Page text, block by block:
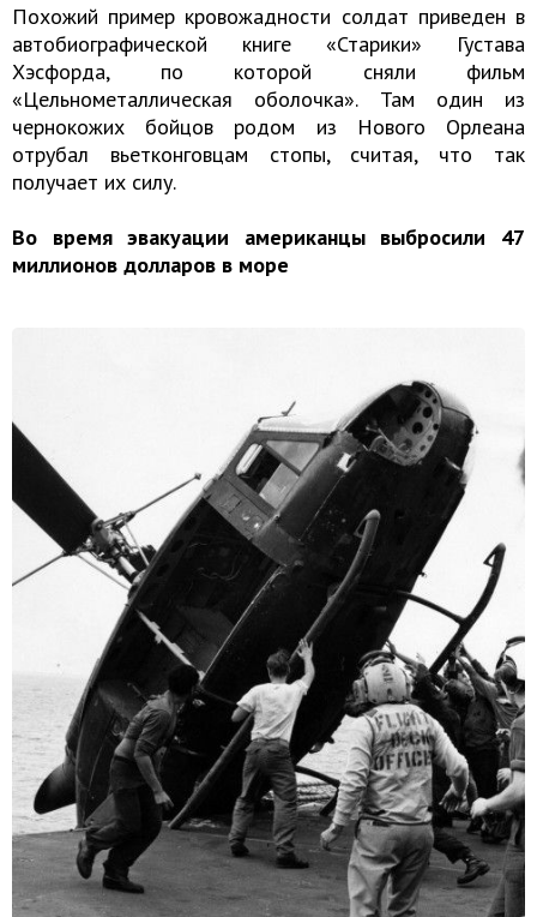
Похожий пример кровожадности солдат приведен в
автобиографической книге «Старики» Густава
Хэсфорда, по которой сняли фильм
«Цельнометаллическая оболочка». Там один из
чернокожих бойцов родом из Нового Орлеана
отрубал вьетконговцам стопы, считая, что так
получает их силу.
Во время эвакуации американцы выбросили 47
миллионов долларов в море